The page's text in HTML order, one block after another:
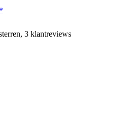
3 klantreviews